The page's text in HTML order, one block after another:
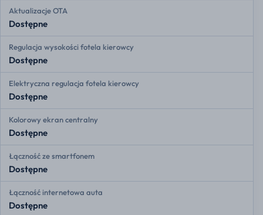
Aktualizacje OTA
Dostępne
Regulacja wysokości fotela kierowcy
Dostępne
Elektryczna regulacja fotela kierowcy
Dostępne
Kolorowy ekran centralny
Dostępne
Łączność ze smartfonem
Dostępne
Łączność internetowa auta
Dostępne